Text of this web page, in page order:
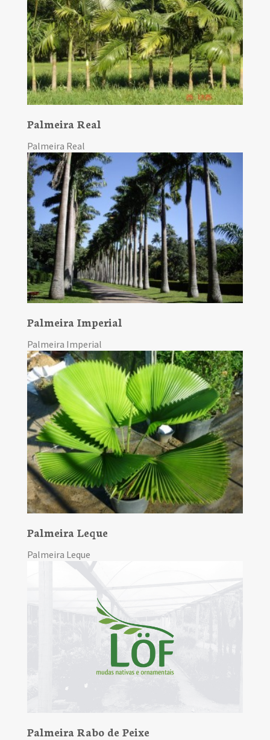
Palmeira Real
Palmeira Real
Palmeira Imperial
Palmeira Imperial
Palmeira Leque
Palmeira Leque
Palmeira Rabo de Peixe